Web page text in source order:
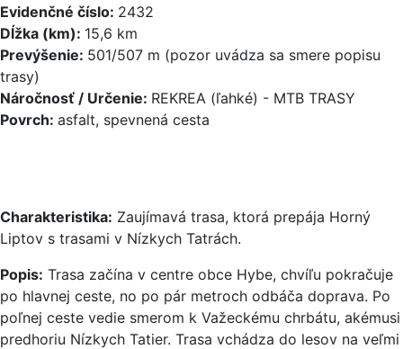
Evidenčné číslo: 2432
Dĺžka (km): 15,6 km
Prevýšenie: 501/507 m (pozor uvádza sa smere popisu
trasy)
Náročnosť / Určenie: REKREA (ľahké) - MTB TRASY
Povrch: asfalt, spevnená cesta
Charakteristika: Zaujímavá trasa, ktorá prepája Horný
Liptov s trasami v Nízkych Tatrách.
Popis: Trasa začína v centre obce Hybe, chvíľu pokračuje
po hlavnej ceste, no po pár metroch odbáča doprava. Po
poľnej ceste vedie smerom k Važeckému chrbátu, akémusi
predhoriu Nízkych Tatier. Trasa vchádza do lesov na veľmi